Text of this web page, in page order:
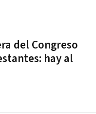
del Congreso
hay al